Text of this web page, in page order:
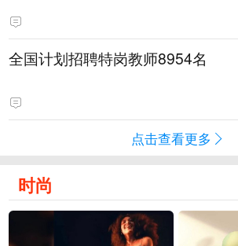
全国计划招聘特岗教师8954名
点击查看更多
时尚